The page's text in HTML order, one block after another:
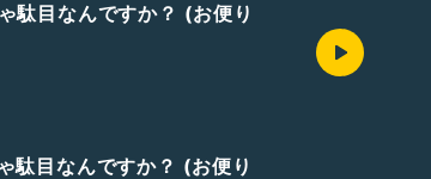
駄目なんですか？ (お便り
駄目なんですか？ (お便り